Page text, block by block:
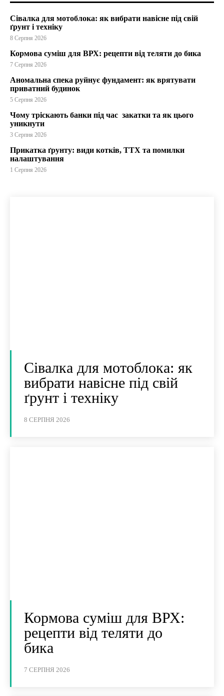
Сівалка для мотоблока: як вибрати навісне під свій
ґрунт і техніку
8 Серпня 2026
Кормова суміш для ВРХ: рецепти від теляти до бика
7 Серпня 2026
Аномальна спека руйнує фундамент: як врятувати
приватний будинок
5 Серпня 2026
Чому тріскають банки під час закатки та як цього
уникнути
3 Серпня 2026
Прикатка ґрунту: види котків, ТТХ та помилки
налаштування
1 Серпня 2026
Сівалка для мотоблока: як
вибрати навісне під свій
ґрунт і техніку
8 СЕРПНЯ 2026
Кормова суміш для ВРХ:
рецепти від теляти до
бика
7 СЕРПНЯ 2026